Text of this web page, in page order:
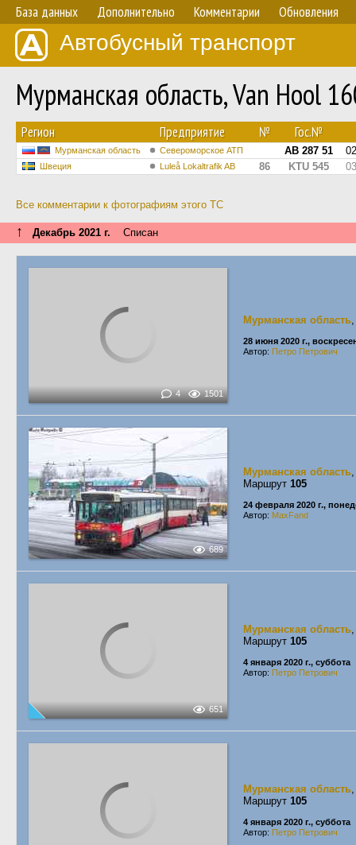
База данных Дополнительно Комментарии Обновления
Автобусный транспорт
Мурманская область, Van Hool
Регион Предприятие № Гос.№
Мурманская область Североморское АТП АВ 287 51
Швеция Luleå Lokaltrafik AB 86 KTU 545
Все комментарии к фотографиям этого ТС
↑ Декабрь 2021 г. Списан
4 1501
Мурманская область
28 июня 2020 г.,
Автор: Петро Петрович
689
Мурманская область
Маршрут 105
24 февраля 2020 г.,
Автор: MaxFand
651
Мурманская область
Маршрут 105
4 января 2020 г., суббота
Автор: Петро Петрович
Мурманская область
Маршрут 105
4 января 2020 г., суббота
Автор: Петро Петрович